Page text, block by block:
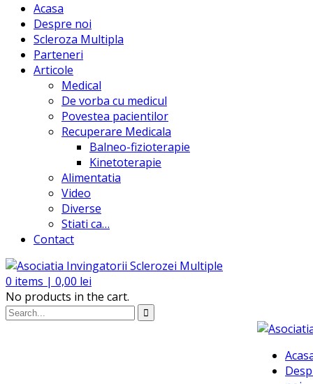
Acasa
Despre noi
Scleroza Multipla
Parteneri
Articole
Medical
De vorba cu medicul
Povestea pacientilor
Recuperare Medicala
Balneo-fizioterapie
Kinetoterapie
Alimentatia
Video
Diverse
Stiati ca…
Contact
0 items | 0,00 lei
No products in the cart.